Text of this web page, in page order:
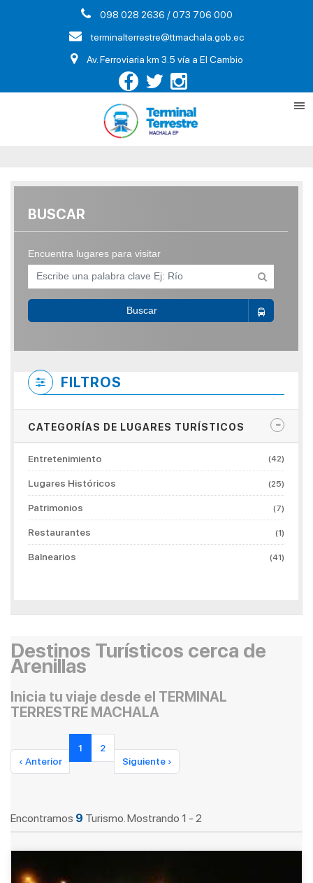
098 028 2636 / 073 706 000
terminalterrestre@ttmachala.gob.ec
Av. Ferroviaria km 3.5 vía a El Cambio
BUSCAR
Encuentra lugares para visitar
Buscar
FILTROS
CATEGORÍAS DE LUGARES TURÍSTICOS
Entretenimiento (42)
Lugares Históricos (25)
Patrimonios (7)
Restaurantes (1)
Balnearios (41)
Destinos Turísticos cerca de
Arenillas
Inicia tu viaje desde el TERMINAL
TERRESTRE MACHALA
‹ Anterior
1
2
Siguiente ›
Encontramos 9 Turismo. Mostrando 1 - 2